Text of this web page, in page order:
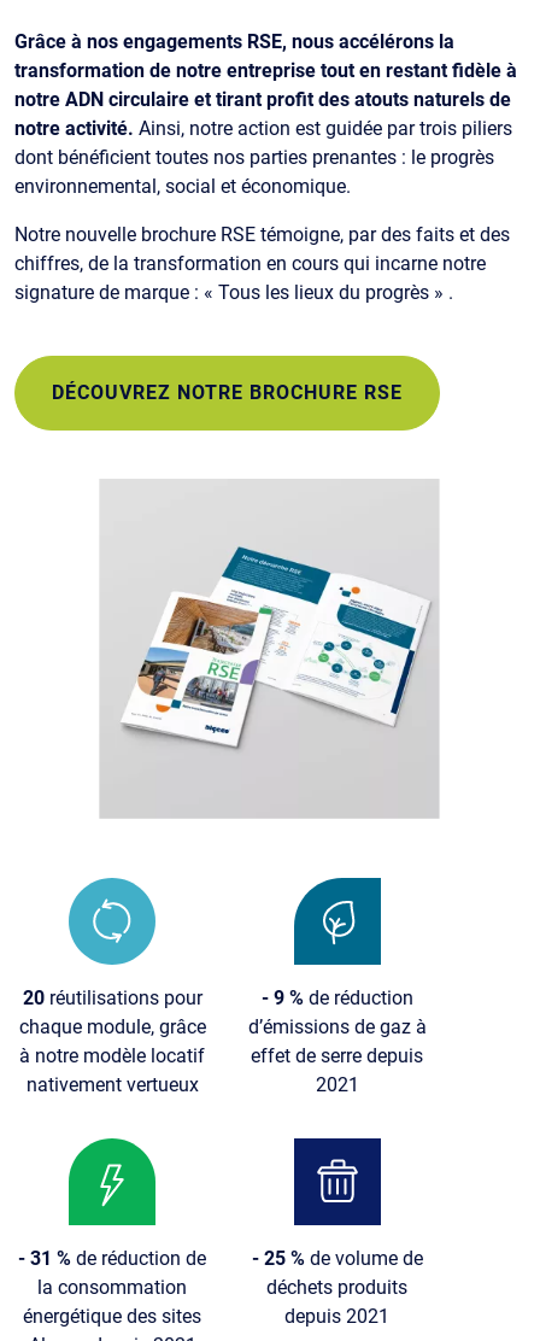
Grâce à nos engagements RSE, nous accélérons la
transformation de notre entreprise tout en restant fidèle à
notre ADN circulaire et tirant profit des atouts naturels de
notre activité. Ainsi, notre action est guidée par trois piliers
dont bénéficient toutes nos parties prenantes : le progrès
environnemental, social et économique.
Notre nouvelle brochure RSE témoigne, par des faits et des
chiffres, de la transformation en cours qui incarne notre
signature de marque : « Tous les lieux du progrès » .
DÉCOUVREZ NOTRE BROCHURE RSE
20réutilisations pour
chaque module, grâce
à notre modèle locatif
nativement vertueux
- 9 % de réduction
d’émissions de gaz à
effet de serre depuis
2021
- 31 %de réduction de
la consommation
énergétique des sites
- 25 %de volume de
déchets produits
depuis 2021